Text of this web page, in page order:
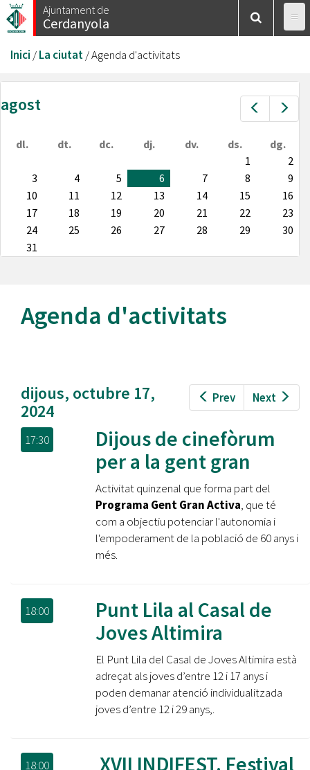
Vés
al
Ajuntament de
Cerdanyola
Esteu
aquí
Inici /La ciutat/Agenda d'activitats
Prev
agost
dl. dt. dc. dj. dv. ds.
dg.
1
2
3
4 5 6 7 8
9
10
11 12 13 14 15
16
17
18 19 20 21 22
23
24
25 26 27 28 29
30
31
Agenda d'activitats
Prev Next
dijous, octubre 17,
2024
17:30
Dijous de cinefòrum
per a la gent gran
Activitat quinzenal que forma part del
Programa Gent Gran Activa, que té
com a objectiu potenciar l'autonomia i
l'empoderament de la població de 60 anys i
més.
18:00
Punt Lila al Casal de
Joves Altimira
El Punt Lila del Casal de Joves Altimira està
adreçat als joves d’entre 12 i 17 anys i
poden demanar atenció individualitzada
joves d’entre 12 i 29 anys,.
18:00
XVII INDIFEST. Festival